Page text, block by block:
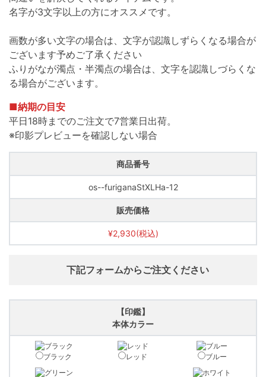
名字が3文字以上の方にオススメです。
画数が多い文字の場合は、文字が認識しずらくなる場合が
ございます予めご了承ください
ふりがなが濁点・半濁点の場合は、文字を認識しづらくな
る場合がございます。
■納期の目安
平日18時までのご注文で7営業日出荷。
※印影プレビューを確認しない場合
商品番号
os--furiganaStXLHa-12
販売価格
¥2,930(税込)
下記フォームからご注文ください
【印鑑】
本体カラー
ブラック レッド ブルー